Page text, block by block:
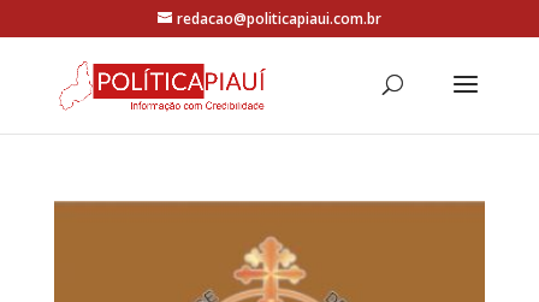
redacao@politicapiaui.com.br